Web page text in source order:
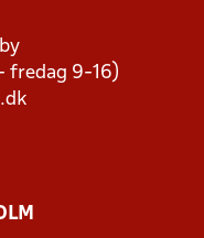
fredag 9-16)